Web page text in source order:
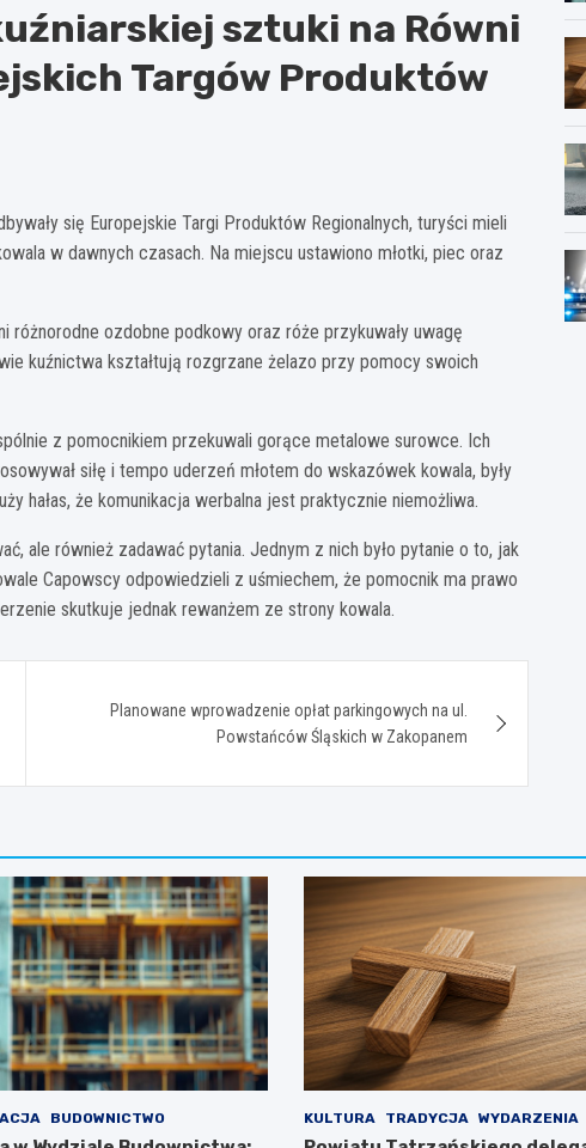
sztuki na Równi
Targów Produktów
się Europejskie Targi Produktów Regionalnych, turyści mieli
w dawnych czasach. Na miejscu ustawiono młotki, piec oraz
ozdobne podkowy oraz róże przykuwały uwagę
kuźnictwa kształtują rozgrzane żelazo przy pomocy swoich
z pomocnikiem przekuwali gorące metalowe surowce. Ich
siłę i tempo uderzeń młotem do wskazówek kowala, były
hałas, że komunikacja werbalna jest praktycznie niemożliwa.
ale również zadawać pytania. Jednym z nich było pytanie o to, jak
Capowscy odpowiedzieli z uśmiechem, że pomocnik ma prawo
skutkuje jednak rewanżem ze strony kowala.
Planowane wprowadzenie opłat parkingowych na ul.
Powstańców Śląskich w Zakopanem
BUDOWNICTWO KULTURA TRADYCJA WYDARZENIA